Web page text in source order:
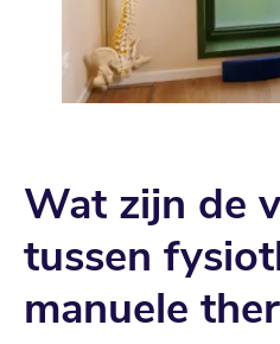
Wat zijn de
tussen
manuele